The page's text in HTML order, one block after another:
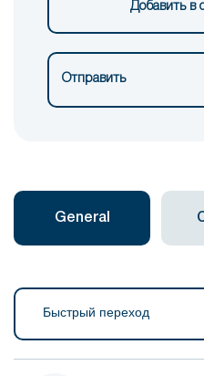
Добавить в
Отправить
General
Быстрый переход